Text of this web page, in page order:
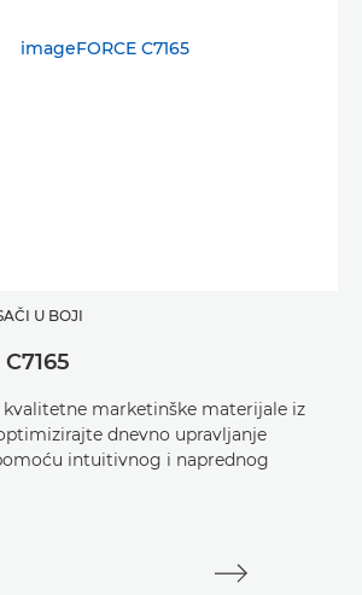
U BOJI
marketinške materijale iz
dnevno upravljanje
intuitivnog i naprednog